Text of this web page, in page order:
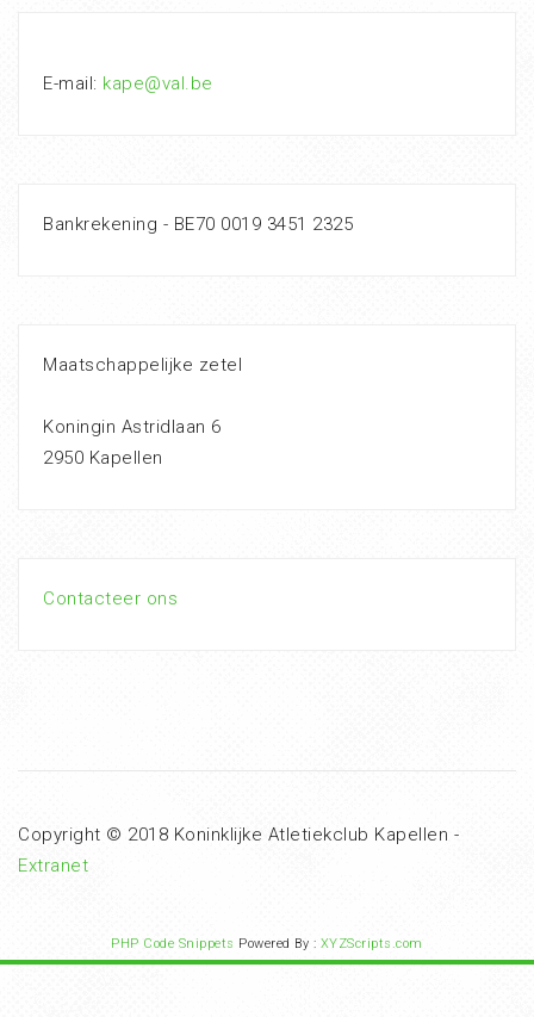
E-mail: kape@val.be
Bankrekening - BE70 0019 3451 2325
Maatschappelijke zetel
Koningin Astridlaan 6
2950 Kapellen
Contacteer ons
Copyright © 2018 Koninklijke Atletiekclub Kapellen -
Extranet
PHP Code Snippets Powered By : XYZScripts.com